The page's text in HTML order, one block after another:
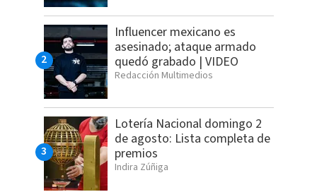
Influencer mexicano es
asesinado; ataque armado
quedó grabado | VIDEO
Redacción Multimedios
Lotería Nacional domingo 2
de agosto: Lista completa de
premios
Indira Zúñiga